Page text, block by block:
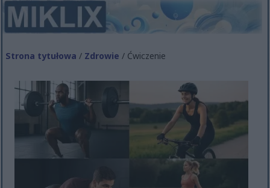
Strona tytułowa / Zdrowie / Ćwiczenie